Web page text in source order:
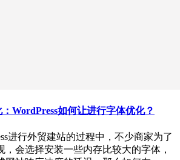
WordPress如何让进行字体优化？
进行外贸建站的过程中，不少商家为了
，会选择安装一些内存比较大的字体，